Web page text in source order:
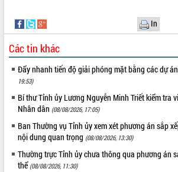
VIDEO
Khám bệnh, cấp phát thuốc miễn phí
và tặng quà người dân xã Cư Pui
Hội nghị UBND tỉnh Đắk Lắk thường kỳ
tháng 7/2026
Lễ truy tặng danh hiệu “Bà Mẹ Việt
Nam Anh hùng” và trao Huân chương
Lao động
UBND tỉnh Đắk Lắk triển khai nhiệm
vụ 6 tháng cuối năm 2026
ALBUM ẢNH
In
Các tin khác
Đẩy nhanh tiến độ giải phóng mặt bằng các dự
19:53)
Bí thư Tỉnh ủy Lương Nguyễn Minh Triết kiểm tra
Nhân dân (08/08/2026, 17:05)
Ban Thường vụ Tỉnh ủy xem xét phương án sắp
nội dung quan trọng (08/08/2026, 13:30)
Thường trực Tỉnh ủy chưa thông qua phương án
thể (08/08/2026, 11:30)